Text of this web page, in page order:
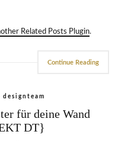
Related Posts Plugin.
Continue Reading
für deine Wand
DT}